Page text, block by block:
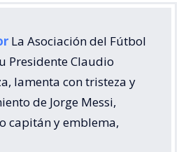
La Asociación del Fútbol
Presidente Claudio
lamenta con tristeza y
de Jorge Messi,
capitán y emblema,